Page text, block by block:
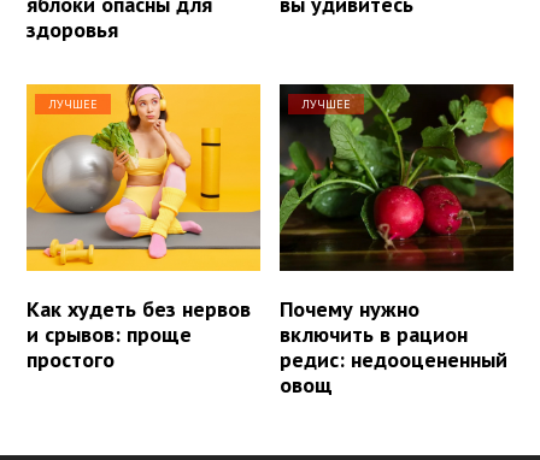
здоровья
ЛУЧШЕЕ
Как худеть без нервов
и срывов: проще
простого
ЛУЧШЕЕ
Почему нужно
включить в рацион
редис: недооцененный
овощ